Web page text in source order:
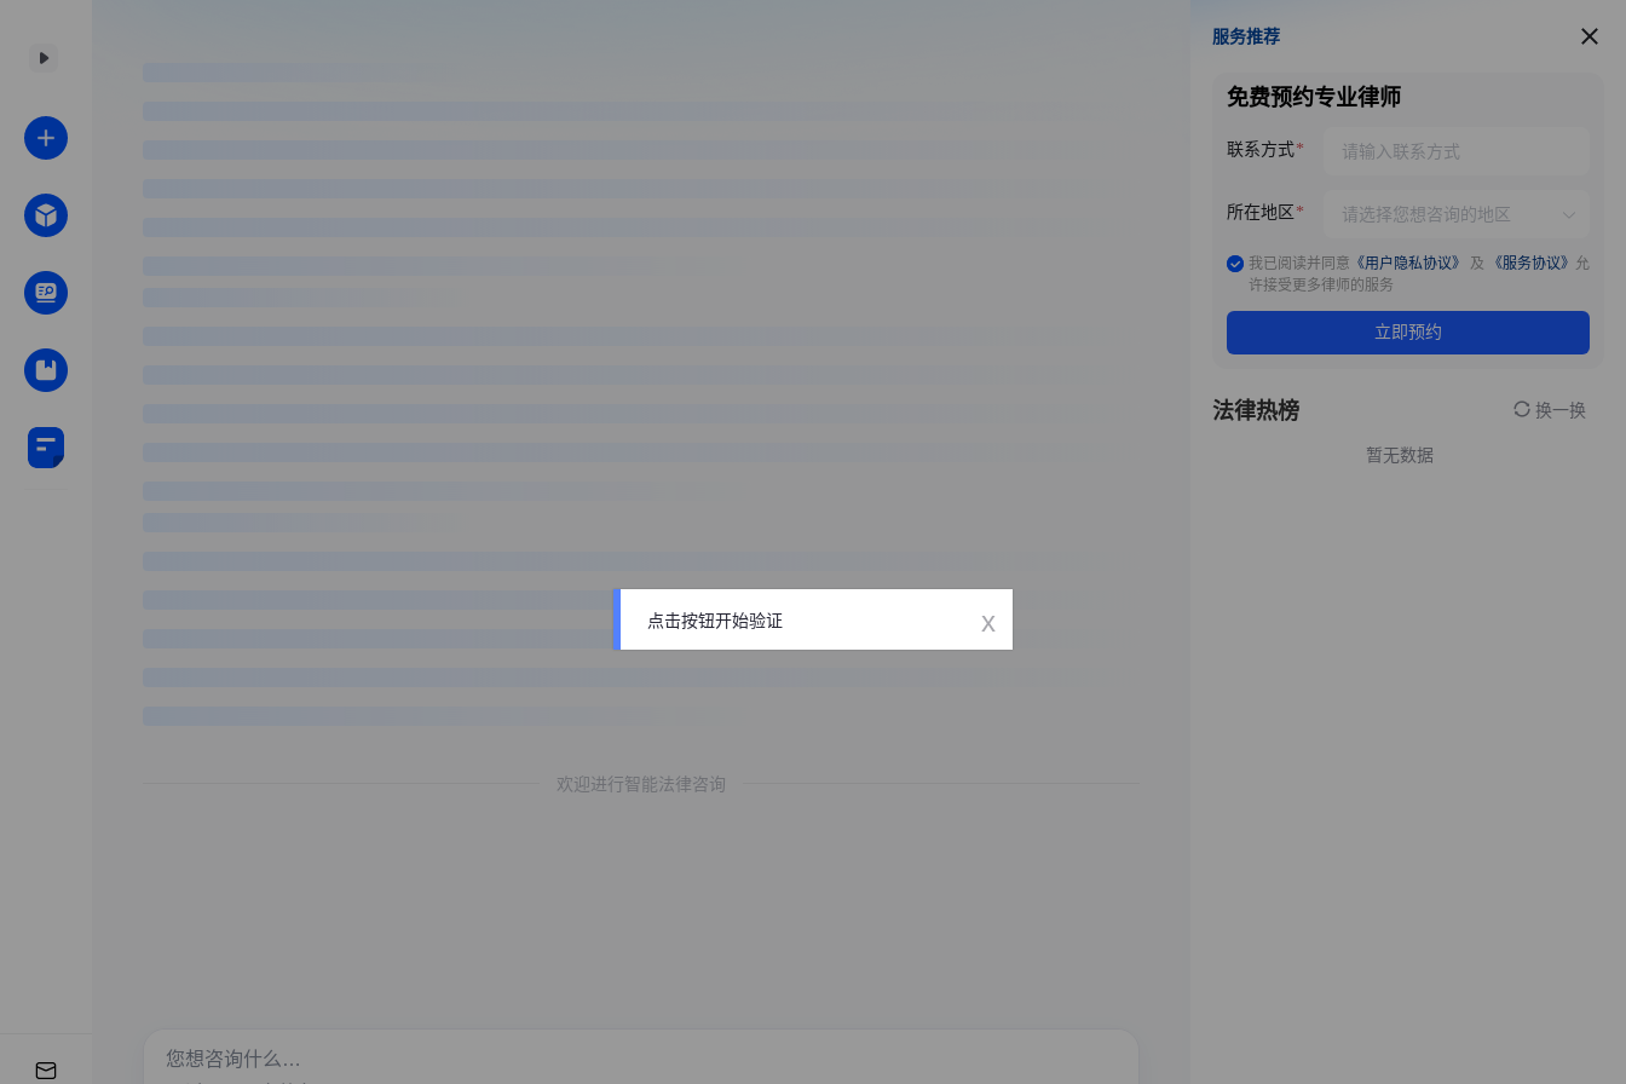
欢迎进行智能法律咨询
服务推荐
服务推荐
免费预约专业律师
联系方式
所在地区
我已阅读并同意 《用户隐私协议》 及 《服务协议》 允
许接受更多律师的服务
立即预约
法律热榜 换一换
暂无数据
点击按钮开始验证 x